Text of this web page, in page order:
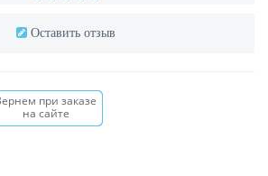
Оставить отзыв
при заказе
на сайте